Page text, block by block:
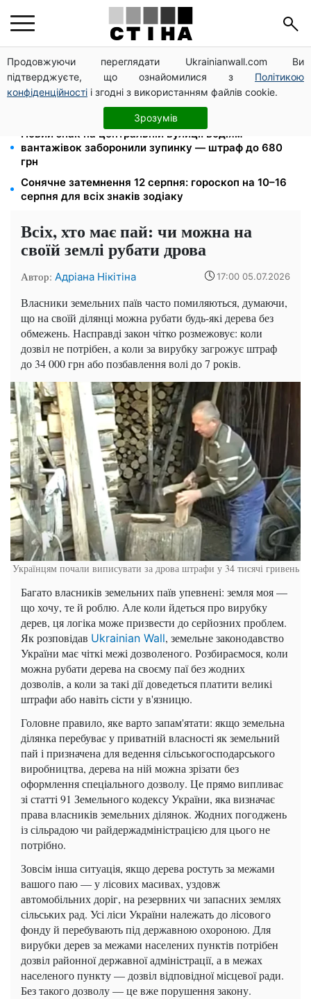
Продовжуючи переглядати Ukrainianwall.com Ви
підтверджуєте, що ознайомилися з Політикою
конфіденційності і згодні з використанням файлів cookie.
Зрозумів
Пенсія по інвалідності III групи з вересня: від 2595
до 10 625 грн — хто скільки отримає
Затемнення 12 серпня: астролог Базиленко дала
гороскоп на 3–9 серпня для всіх знаків зодіаку
Новий знак на центральній вулиці: водіям
вантажівок заборонили зупинку — штраф до 680
грн
Сонячне затемнення 12 серпня: гороскоп на 10–16
серпня для всіх знаків зодіаку
Всіх, хто має пай: чи можна на
своїй землі рубати дрова
Автор: Адріана Нікітіна 17:00 05.07.2026
Власники земельних паїв часто помиляються, думаючи,
що на своїй ділянці можна рубати будь-які дерева без
обмежень. Насправді закон чітко розмежовує: коли
дозвіл не потрібен, а коли за вирубку загрожує штраф
до 34 000 грн або позбавлення волі до 7 років.
Українцям почали виписувати за дрова штрафи у 34 тисячі гривень
Багато власників земельних паїв упевнені: земля моя —
що хочу, те й роблю. Але коли йдеться про вирубку
дерев, ця логіка може призвести до серйозних проблем.
Як розповідав Ukrainian Wall, земельне законодавство
України має чіткі межі дозволеного. Розбираємося, коли
можна рубати дерева на своєму паї без жодних
дозволів, а коли за такі дії доведеться платити великі
штрафи або навіть сісти у в'язницю.
Головне правило, яке варто запам'ятати: якщо земельна
ділянка перебуває у приватній власності як земельний
пай і призначена для ведення сільськогосподарського
виробництва, дерева на ній можна зрізати без
оформлення спеціального дозволу. Це прямо випливає
зі статті 91 Земельного кодексу України, яка визначає
права власників земельних ділянок. Жодних погоджень
із сільрадою чи райдержадміністрацією для цього не
потрібно.
Зовсім інша ситуація, якщо дерева ростуть за межами
вашого паю — у лісових масивах, уздовж
автомобільних доріг, на резервних чи запасних землях
сільських рад. Усі ліси України належать до лісового
фонду й перебувають під державною охороною. Для
вирубки дерев за межами населених пунктів потрібен
дозвіл районної державної адміністрації, а в межах
населеного пункту — дозвіл відповідної місцевої ради.
Без такого дозволу — це вже порушення закону.